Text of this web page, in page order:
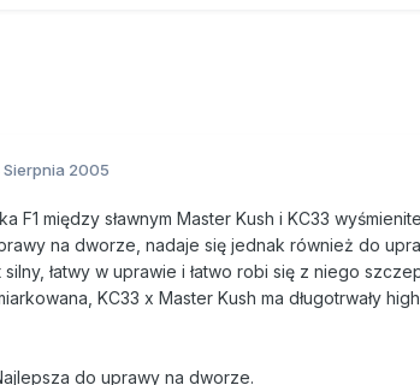
Sierpnia 2005
F1 między sławnym Master Kush i KC33
na dworze, nadaje się jednak również do
łatwy w uprawie i łatwo robi się z niego
KC33 x Master Kush ma długotrwały
do uprawy na dworze.